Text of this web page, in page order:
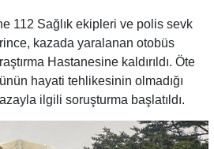
112 Sağlık ekipleri ve polis sevk
kazada yaralanan otobüs
Hastanesine kaldırıldı. Öte
hayati tehlikesinin olmadığı
ilgili soruşturma başlatıldı.